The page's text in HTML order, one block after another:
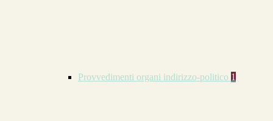
Provvedimenti organi indirizzo-politico 1